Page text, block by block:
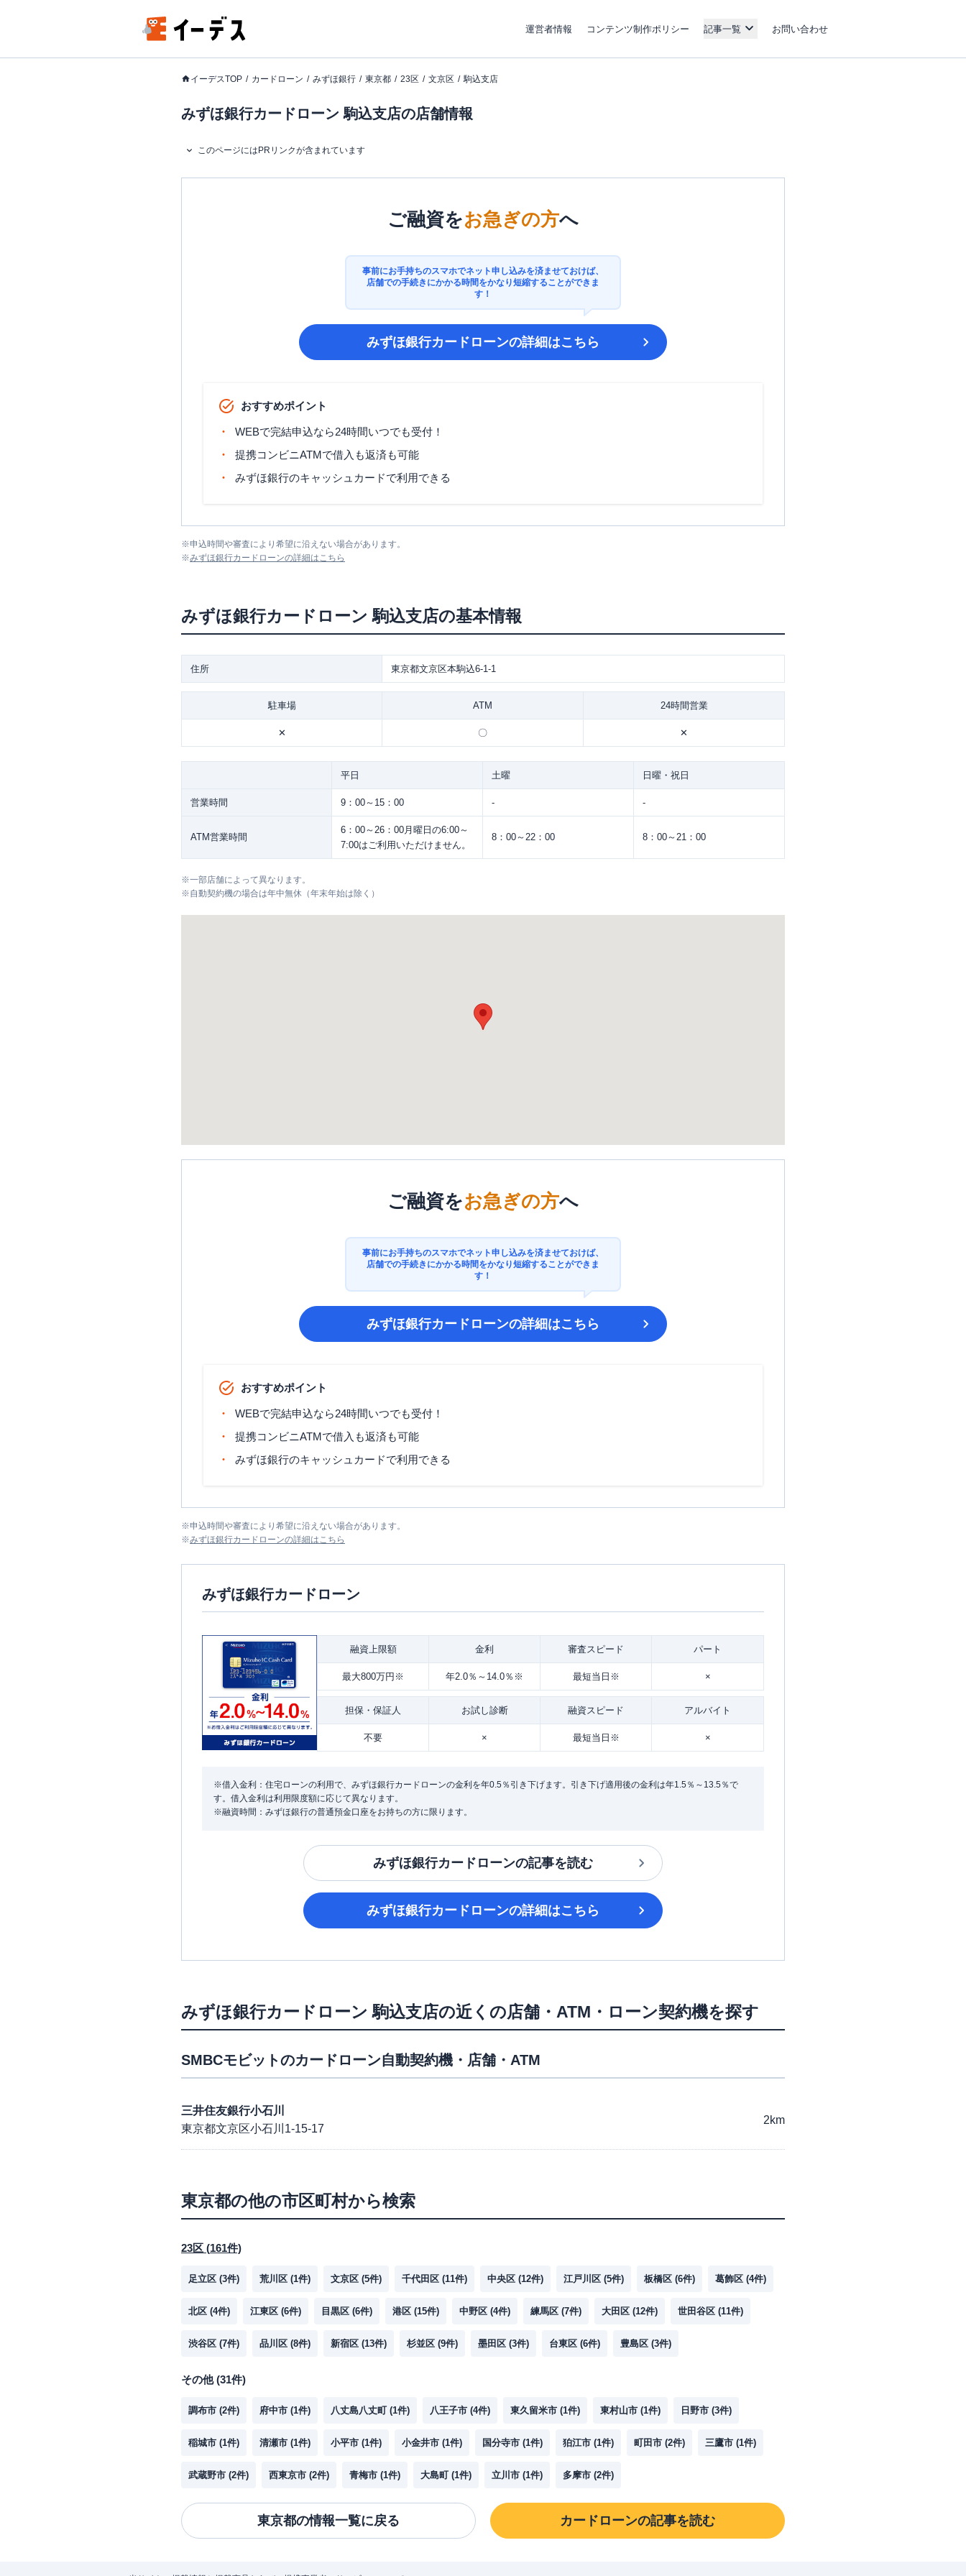
運営者情報 コンテンツ制作ポリシー 記事一覧 お問い合わせ
イーデスTOP カードローン みずほ銀行 東京都 23区 文京区 駒込支店
みずほ銀行カードローン 駒込支店の店舗情報
このページにはPRリンクが含まれています
ご融資をお急ぎの方へ
事前にお手持ちのスマホでネット申し込みを済ませておけば、
店舗での手続きにかかる時間をかなり短縮することができま
す！
みずほ銀行カードローンの詳細はこちら
おすすめポイント
WEBで完結申込なら24時間いつでも受付！
提携コンビニATMで借入も返済も可能
みずほ銀行のキャッシュカードで利用できる
※申込時間や審査により希望に沿えない場合があります。
※みずほ銀行カードローンの詳細はこちら
みずほ銀行カードローン 駒込支店の基本情報
住所 東京都文京区本駒込6-1-1
駐車場 ATM 24時間営業
✕ 〇 ✕
平日 土曜 日曜・祝日
営業時間 9：00～15：00 - -
ATM営業時間
6：00～26：00月曜日の6:00～
7:00はご利用いただけません。
8：00～22：00 8：00～21：00
※一部店舗によって異なります。
※自動契約機の場合は年中無休（年末年始は除く）
ご融資をお急ぎの方へ
事前にお手持ちのスマホでネット申し込みを済ませておけば、
店舗での手続きにかかる時間をかなり短縮することができま
す！
みずほ銀行カードローンの詳細はこちら
おすすめポイント
WEBで完結申込なら24時間いつでも受付！
提携コンビニATMで借入も返済も可能
みずほ銀行のキャッシュカードで利用できる
※申込時間や審査により希望に沿えない場合があります。
※みずほ銀行カードローンの詳細はこちら
みずほ銀行カードローン
融資上限額 金利 審査スピード パート
最大800万円※ 年2.0％～14.0％※ 最短当日※ ×
担保・ 保証人 お試し診断 融資スピード アルバイト
不要 × 最短当日※ ×
※借入金利：住宅ローンの利用で、みずほ銀行カードローンの金利を年0.5％引き下げます。引き下げ適用後の金利は年1.5％～13.5％で
す。借入金利は利用限度額に応じて異なります。
※融資時間：みずほ銀行の普通預金口座をお持ちの方に限ります。
みずほ銀行カードローンの記事を読む
みずほ銀行カードローンの詳細はこちら
みずほ銀行カードローン 駒込支店の近くの店舗・ATM・ローン契約機を探す
SMBCモビットのカードローン自動契約機・店舗・ATM
三井住友銀行小石川
東京都文京区小石川1-15-17
2km
東京都の他の市区町村から検索
23区 (161件)
足立区 (3件) 荒川区 (1件) 文京区 (5件) 千代田区 (11件) 中央区 (12件) 江戸川区 (5件) 板橋区 (6件) 葛飾区 (4件)
北区 (4件) 江東区 (6件) 目黒区 (6件) 港区 (15件) 中野区 (4件) 練馬区 (7件) 大田区 (12件) 世田谷区 (11件)
渋谷区 (7件) 品川区 (8件) 新宿区 (13件) 杉並区 (9件) 墨田区 (3件) 台東区 (6件) 豊島区 (3件)
その他(31件)
調布市 (2件) 府中市 (1件) 八丈島八丈町 (1件) 八王子市 (4件) 東久留米市 (1件) 東村山市 (1件) 日野市 (3件)
稲城市 (1件) 清瀬市 (1件) 小平市 (1件) 小金井市 (1件) 国分寺市 (1件) 狛江市 (1件) 町田市 (2件) 三鷹市 (1件)
武蔵野市 (2件) 西東京市 (2件) 青梅市 (1件) 大島町 (1件) 立川市 (1件) 多摩市 (2件)
東京都の情報一覧に戻る カードローンの記事を読む